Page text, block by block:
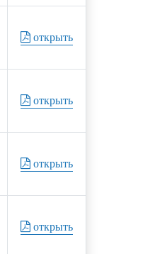
открыть
открыть
открыть
открыть